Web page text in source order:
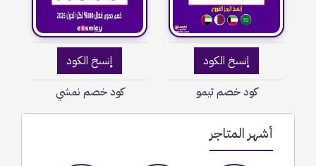
أشهر المتاجر
إنسخ الكود
كود خصم تيمو
إنسخ الكود
كود خصم نمشي